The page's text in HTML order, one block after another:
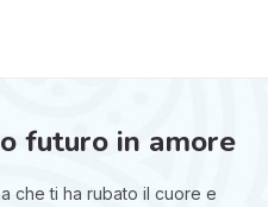
futuro in amore
che ti ha rubato il cuore e